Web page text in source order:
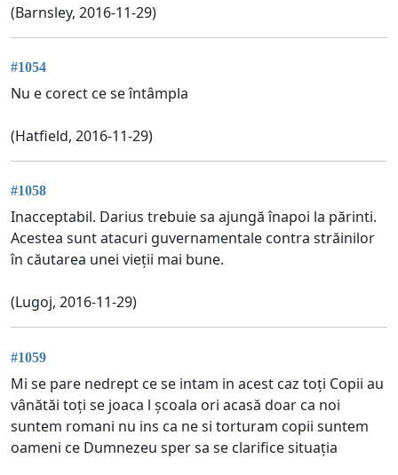
(Barnsley, 2016-11-29)
#1054
Nu e corect ce se întâmpla
(Hatfield, 2016-11-29)
#1058
Inacceptabil. Darius trebuie sa ajungă înapoi la părinti.
Acestea sunt atacuri guvernamentale contra străinilor
în căutarea unei vieții mai bune.
(Lugoj, 2016-11-29)
#1059
Mi se pare nedrept ce se intam in acest caz toți Copii au
vânătăi toți se joaca l școala ori acasă doar ca noi
suntem romani nu ins ca ne si torturam copii suntem
oameni ce Dumnezeu sper sa se clarifice situația